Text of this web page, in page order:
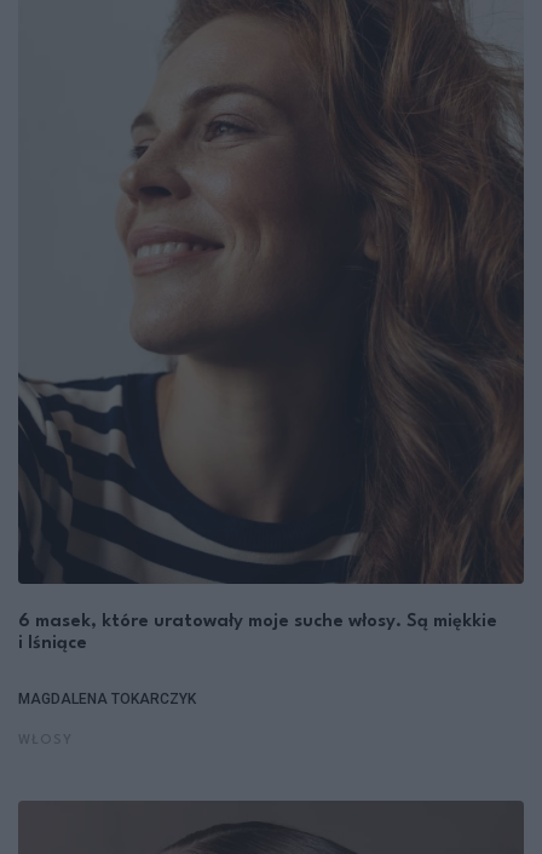
6 masek, które uratowały moje suche włosy. Są miękkie
i lśniące
MAGDALENA TOKARCZYK